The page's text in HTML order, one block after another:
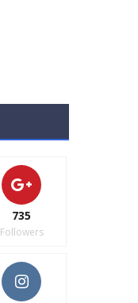
735
Followers